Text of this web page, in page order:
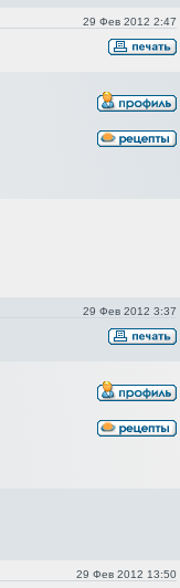
29 Фев 2012 2:47
29 Фев 2012 3:37
29 Фев 2012 13:50